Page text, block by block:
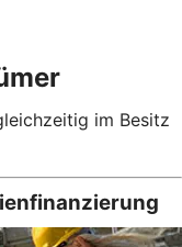
im Besitz